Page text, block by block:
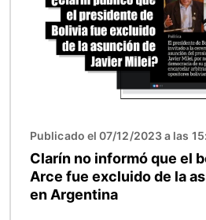
Publicado el 07/12/2023 a las
Clarín no informó que el
Arce fue excluido de la
en Argentina